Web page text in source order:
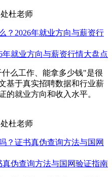
杜老师
就业方向与薪资行情大盘点
么工作、能拿多少钱"是很
基于真实招聘数据和行业薪
的就业方向和收入水平。
杜老师
伪查询方法与国网验证指南